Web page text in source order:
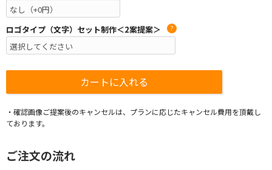
ロゴタイプ（文字）セット制作＜2案提案＞ ?
・確認画像ご提案後のキャンセルは、プランに応じたキャンセル費用を頂戴し
ております。
ご注文の流れ